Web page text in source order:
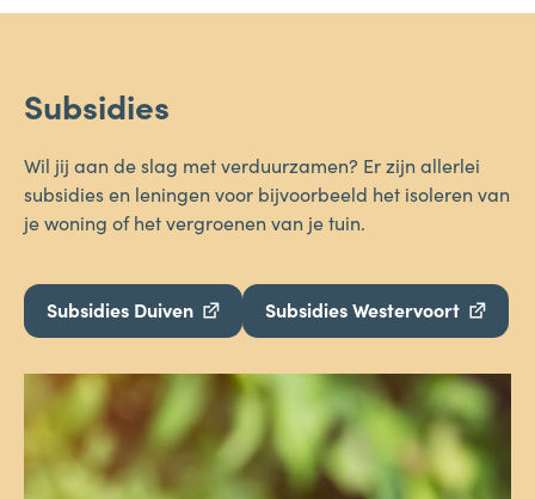
Subsidies
Wil jij aan de slag met verduurzamen? Er zijn allerlei
subsidies en leningen voor bijvoorbeeld het isoleren van
je woning of het vergroenen van je tuin.
Subsidies Duiven Subsidies Westervoort